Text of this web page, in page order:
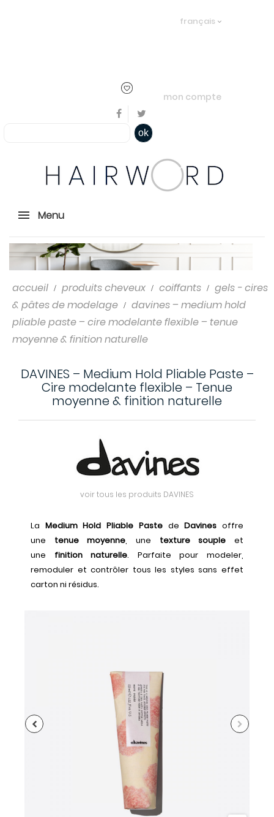
français
mon compte
ok
Menu
accueil produits cheveux coiffants
gels - cires
& pâtes de modelage
davines – medium hold
pliable paste – cire modelante flexible – tenue
moyenne & finition naturelle
DAVINES – Medium Hold Pliable Paste –
Cire modelante flexible – Tenue
moyenne & finition naturelle
voir tous les produits DAVINES
La Medium Hold Pliable PastedeDavines offre
une tenue moyenne, une texture souple et
une finition naturelle. Parfaite pour modeler,
remoduler et contrôler tous les styles sans effet
carton ni résidus.